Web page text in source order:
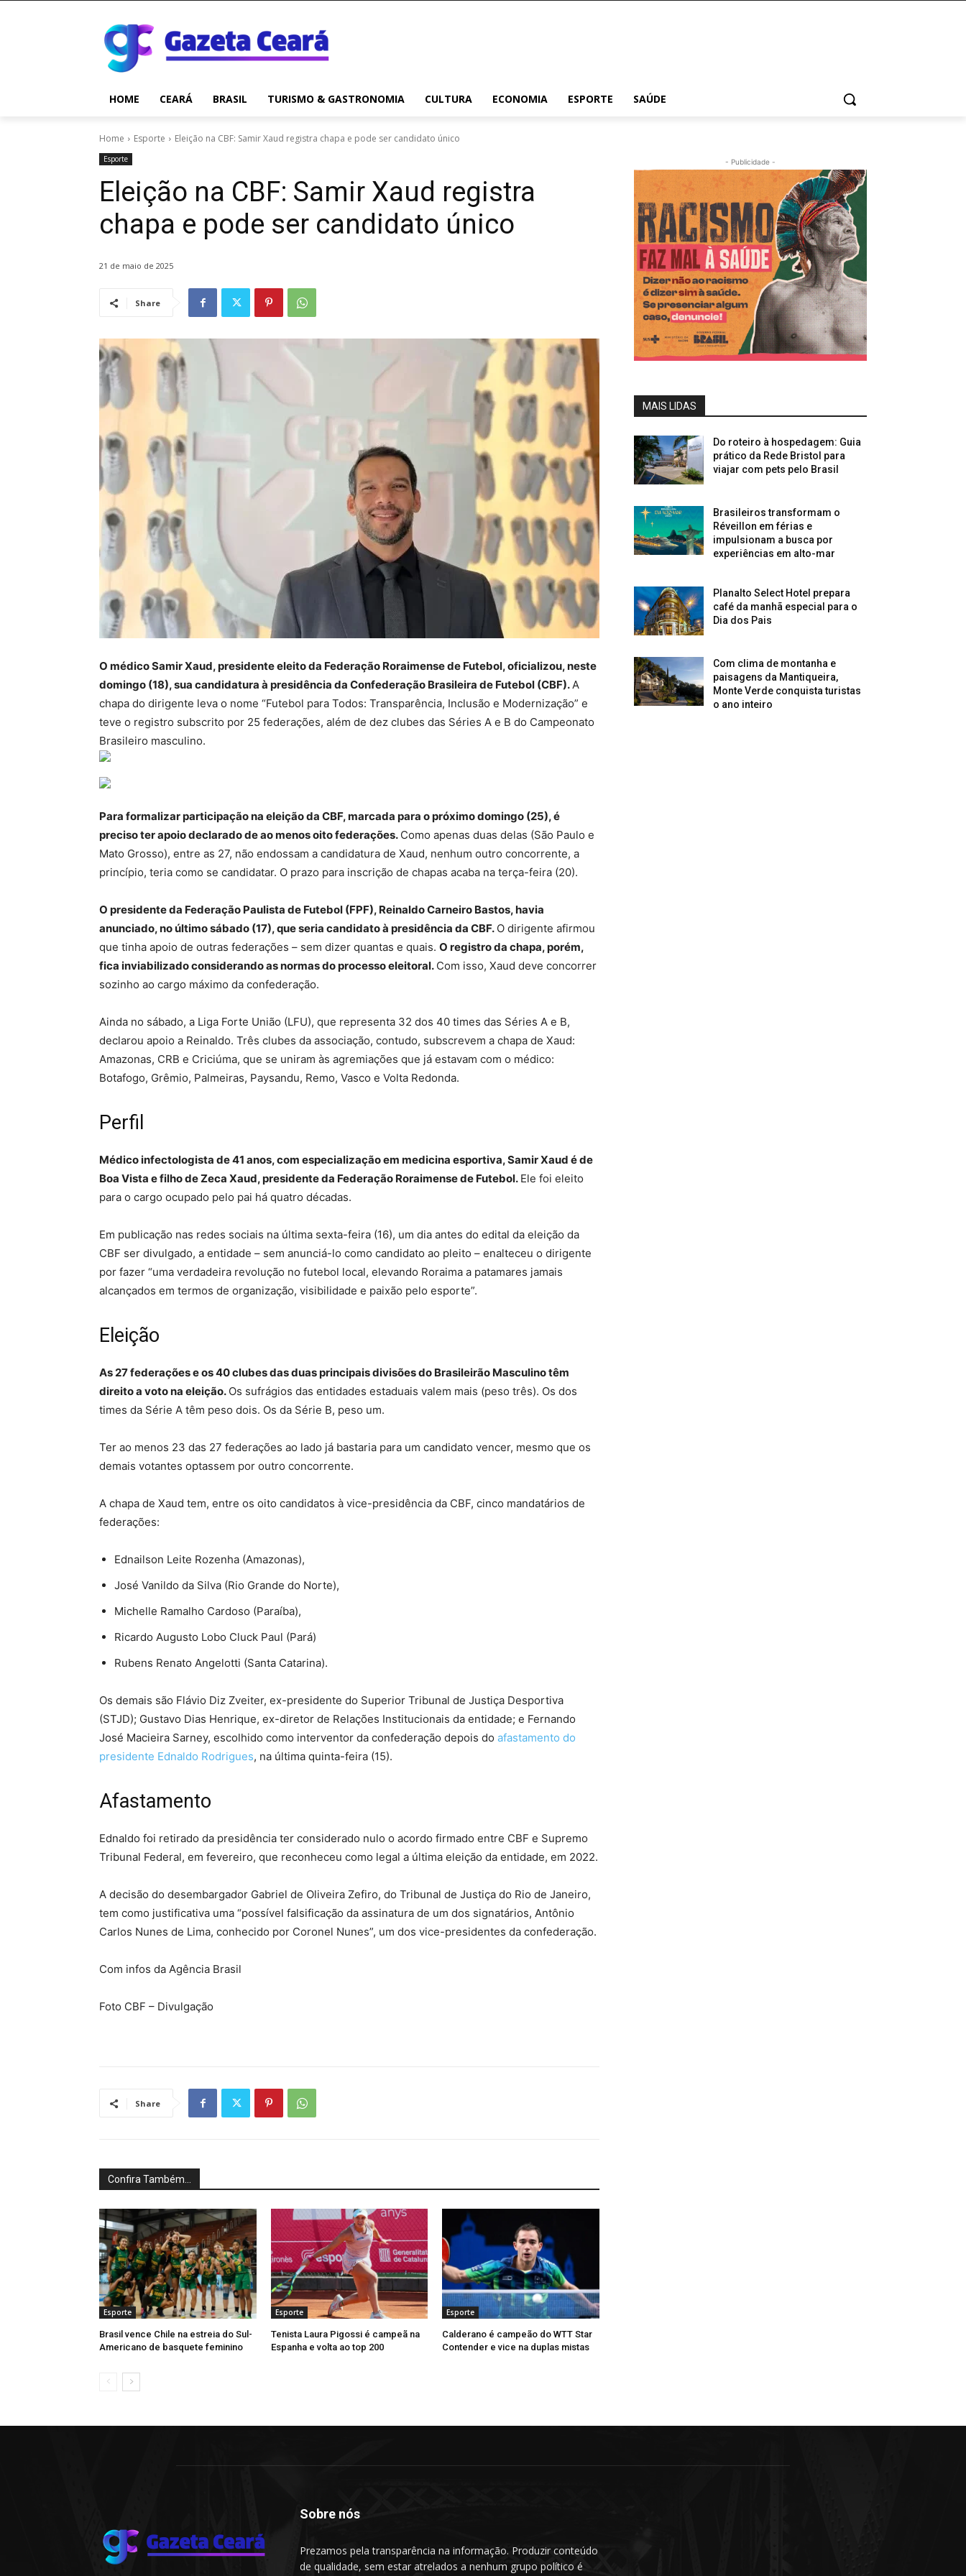
HOME CEARÁ BRASIL TURISMO & GASTRONOMIA CULTURA ECONOMIA ESPORTE SAÚDE
Home Esporte Eleição na CBF: Samir Xaud registra chapa e pode ser candidato único
Esporte
Eleição na CBF: Samir Xaud registra
chapa e pode ser candidato único
21 de maio de 2025
Share
O médico Samir Xaud, presidente eleito da Federação Roraimense de Futebol, oficializou, neste
domingo (18), sua candidatura à presidência da Confederação Brasileira de Futebol (CBF).A
chapa do dirigente leva o nome “Futebol para Todos: Transparência, Inclusão e Modernização” e
teve o registro subscrito por 25 federações, além de dez clubes das Séries A e B do Campeonato
Brasileiro masculino.
Para formalizar participação na eleição da CBF, marcada para o próximo domingo (25), é
preciso ter apoio declarado de ao menos oito federações. Como apenas duas delas (São Paulo e
Mato Grosso), entre as 27, não endossam a candidatura de Xaud, nenhum outro concorrente, a
princípio, teria como se candidatar. O prazo para inscrição de chapas acaba na terça-feira (20).
O presidente da Federação Paulista de Futebol (FPF), Reinaldo Carneiro Bastos, havia
anunciado, no último sábado (17), que seria candidato à presidência da CBF. O dirigente afirmou
que tinha apoio de outras federações – sem dizer quantas e quais. O registro da chapa, porém,
fica inviabilizado considerando as normas do processo eleitoral. Com isso, Xaud deve concorrer
sozinho ao cargo máximo da confederação.
Ainda no sábado, a Liga Forte União (LFU), que representa 32 dos 40 times das Séries A e B,
declarou apoio a Reinaldo. Três clubes da associação, contudo, subscrevem a chapa de Xaud:
Amazonas, CRB e Criciúma, que se uniram às agremiações que já estavam com o médico:
Botafogo, Grêmio, Palmeiras, Paysandu, Remo, Vasco e Volta Redonda.
Perfil
Médico infectologista de 41 anos, com especialização em medicina esportiva, Samir Xaud é de
Boa Vista e filho de Zeca Xaud, presidente da Federação Roraimense de Futebol. Ele foi eleito
para o cargo ocupado pelo pai há quatro décadas.
Em publicação nas redes sociais na última sexta-feira (16), um dia antes do edital da eleição da
CBF ser divulgado, a entidade – sem anunciá-lo como candidato ao pleito – enalteceu o dirigente
por fazer “uma verdadeira revolução no futebol local, elevando Roraima a patamares jamais
alcançados em termos de organização, visibilidade e paixão pelo esporte”.
Eleição
As 27 federações e os 40 clubes das duas principais divisões do Brasileirão Masculino têm
direito a voto na eleição. Os sufrágios das entidades estaduais valem mais (peso três). Os dos
times da Série A têm peso dois. Os da Série B, peso um.
Ter ao menos 23 das 27 federações ao lado já bastaria para um candidato vencer, mesmo que os
demais votantes optassem por outro concorrente.
A chapa de Xaud tem, entre os oito candidatos à vice-presidência da CBF, cinco mandatários de
federações:
Ednailson Leite Rozenha (Amazonas),
José Vanildo da Silva (Rio Grande do Norte),
Michelle Ramalho Cardoso (Paraíba),
Ricardo Augusto Lobo Cluck Paul (Pará)
Rubens Renato Angelotti (Santa Catarina).
Os demais são Flávio Diz Zveiter, ex-presidente do Superior Tribunal de Justiça Desportiva
(STJD); Gustavo Dias Henrique, ex-diretor de Relações Institucionais da entidade; e Fernando
José Macieira Sarney, escolhido como interventor da confederação depois do afastamento do
presidente Ednaldo Rodrigues, na última quinta-feira (15).
Afastamento
Ednaldo foi retirado da presidência ter considerado nulo o acordo firmado entre CBF e Supremo
Tribunal Federal, em fevereiro, que reconheceu como legal a última eleição da entidade, em 2022.
A decisão do desembargador Gabriel de Oliveira Zefiro, do Tribunal de Justiça do Rio de Janeiro,
tem como justificativa uma “possível falsificação da assinatura de um dos signatários, Antônio
Carlos Nunes de Lima, conhecido por Coronel Nunes”, um dos vice-presidentes da confederação.
Com infos da Agência Brasil
Foto CBF – Divulgação
Share
Confira Também...
Esporte
Brasil vence Chile na estreia do Sul-
Americano de basquete feminino
Esporte
Tenista Laura Pigossi é campeã na
Espanha e volta ao top 200
Esporte
Calderano é campeão do WTT Star
Contender e vice na duplas mistas
- Publicidade -
MAIS LIDAS
Do roteiro à hospedagem: Guia
prático da Rede Bristol para
viajar com pets pelo Brasil
Brasileiros transformam o
Réveillon em férias e
impulsionam a busca por
experiências em alto-mar
Planalto Select Hotel prepara
café da manhã especial para o
Dia dos Pais
Com clima de montanha e
paisagens da Mantiqueira,
Monte Verde conquista turistas
o ano inteiro
Sobre nós
Prezamos pela transparência na informação. Produzir conteúdo
de qualidade, sem estar atrelados a nenhum grupo político é